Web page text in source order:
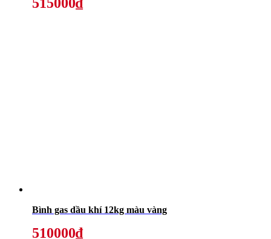
Bình gas dầu khí 12kg màu vàng
510000₫